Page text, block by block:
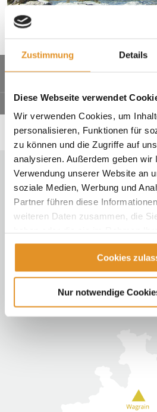
Zustimmung Details
Diese Webseite verwendet
Wir verwenden Cookies, um
personalisieren, Funktionen für
zu können und die Zugriffe auf
analysieren. Außerdem geben wir
Verwendung unserer Website an
soziale Medien, Werbung und
Partner führen diese
weiteren Daten zusammen, die
gesammelt haben.
Cookies
Nur notwendige
AKTIVITÄTEN IM
WINTER
Kirchboden 106
5602 Wagrain
Tel.:+43 (0)6413 8427
WhatsApp: +43 (0)664
E-Mail senden